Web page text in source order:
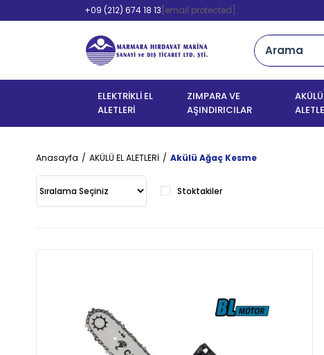
+09 (212) 674 18 13 [email protected]
ELEKTRİKLİ EL
ALETLERİ
ZIMPARA VE
AŞINDIRICILAR
Anasayfa AKÜLÜ EL ALETLERİ Akülü Ağaç Kesme
Stoktakiler